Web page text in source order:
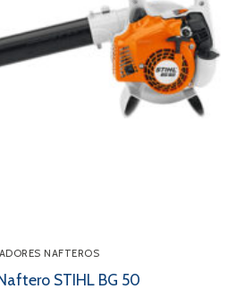
NAFTEROS
STIHL BG 50